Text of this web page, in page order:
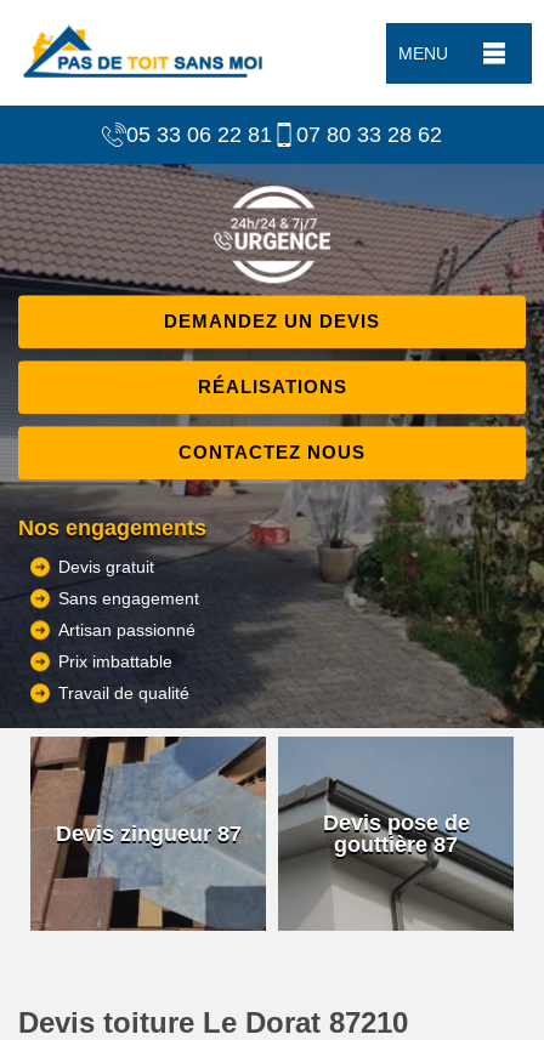
MENU
05 33 06 22 81 07 80 33 28 62
DEMANDEZ UN DEVIS
RÉALISATIONS
CONTACTEZ NOUS
Nos engagements
Devis gratuit
Sans engagement
Artisan passionné
Prix imbattable
Travail de qualité
Devis zingueur 87
Devis pose de
gouttière 87
Devis toiture Le Dorat 87210